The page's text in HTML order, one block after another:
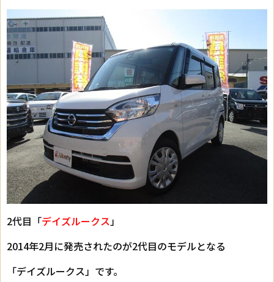
2代目「デイズルークス」
2014年2月に発売されたのが2代目のモデルとなる
「デイズルークス」です。